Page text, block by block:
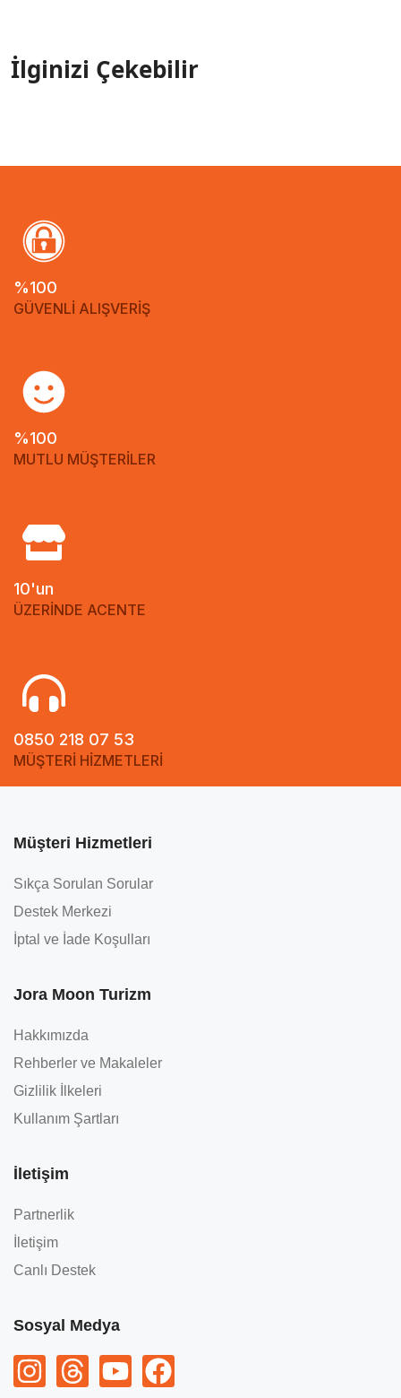
İlginizi Çekebilir
%100
GÜVENLİ ALIŞVERİŞ
%100
MUTLU MÜŞTERİLER
10'un
ÜZERİNDE ACENTE
0850 218 07 53
MÜŞTERİ HİZMETLERİ
Müşteri Hizmetleri
Sıkça Sorulan Sorular
Destek Merkezi
İptal ve İade Koşulları
Jora Moon Turizm
Hakkımızda
Rehberler ve Makaleler
Gizlilik İlkeleri
Kullanım Şartları
İletişim
Partnerlik
İletişim
Canlı Destek
Sosyal Medya